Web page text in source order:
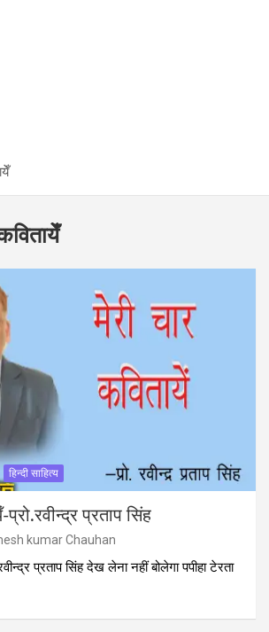
हिन्दी साहित्य
प्रो.रवीन्द्र प्रताप सिंह
kumar Chauhan
प्रताप सिंह देख लेना नहीं बोलेगा पपीहा टेरता